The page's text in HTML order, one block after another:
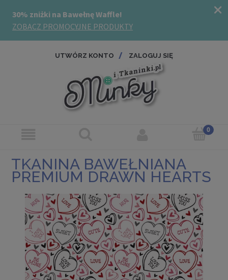
UTWÓRZ KONTO ZALOGUJ SIĘ
TKANINA BAWEŁNIANA
PREMIUM DRAWN HEARTS